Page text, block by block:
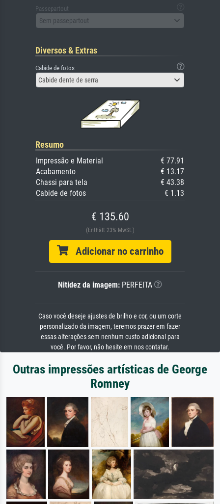
Passepartout
Sem passepartout
Diversos & Extras
Cabide de fotos
Cabide dente de serra
Resumo
Impressão e Material
€ 77.91
Acabamento
€ 13.17
Chassi para tela
€ 43.38
Cabide de fotos
€ 1.13
€ 135.60
(Enthält 23% MwSt.)
Adicionar no carrinho
Nitidez da imagem: PERFEITA
Caso você deseje ajustes de brilho e cor, ou um corte
personalizado da imagem, teremos prazer em fazer
essas alterações sem nenhum custo adicional para
você. Por favor, não hesite em nos contatar.
Outras impressões artísticas de George
Romney